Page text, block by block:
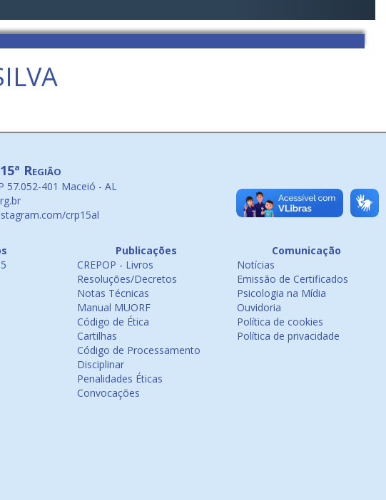
Região
57.052-401 Maceió - AL
crp15al
Publicações
CREPOP - Livros
Resoluções/Decretos
Notas Técnicas
Manual MUORF
Código de Ética
Cartilhas
Código de Processamento
Disciplinar
Penalidades Éticas
Convocações
Comunicação
Notícias
Emissão de Certificados
Psicologia na Mídia
Ouvidoria
Política de cookies
Política de privacidade